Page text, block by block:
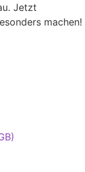
Jetzt
machen!